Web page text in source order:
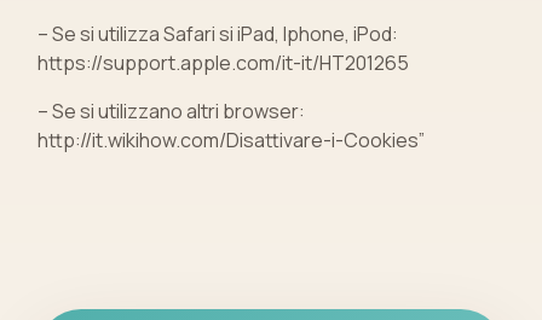
– Se si utilizza Safari si iPad, Iphone, iPod:
https://support.apple.com/it-it/HT201265
– Se si utilizzano altri browser:
http://it.wikihow.com/Disattivare-i-Cookies”